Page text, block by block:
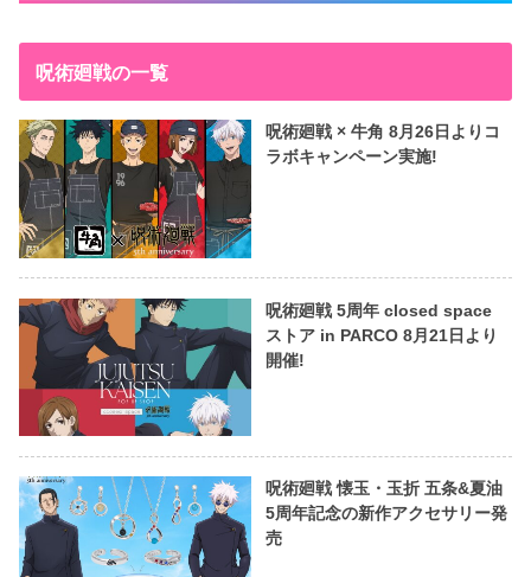
呪術廻戦の一覧
呪術廻戦 × 牛角 8月26日よりコ
ラボキャンペーン実施!
呪術廻戦 5周年 closed space
ストア in PARCO 8月21日より
開催!
呪術廻戦 懐玉・玉折 五条&夏油
5周年記念の新作アクセサリー発
売